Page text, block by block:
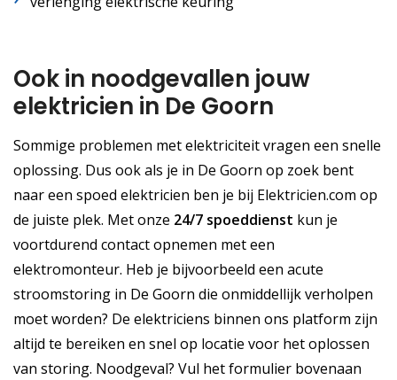
Ook in noodgevallen jouw
elektricien in De Goorn
Sommige problemen met elektriciteit vragen een snelle
oplossing. Dus ook als je in De Goorn op zoek bent
naar een spoed elektricien ben je bij Elektricien.com op
de juiste plek. Met onze 24/7 spoeddienst kun je
voortdurend contact opnemen met een
elektromonteur. Heb je bijvoorbeeld een acute
stroomstoring in De Goorn die onmiddellijk verholpen
moet worden? De elektriciens binnen ons platform zijn
altijd te bereiken en snel op locatie voor het oplossen
van storing. Noodgeval? Vul het formulier bovenaan